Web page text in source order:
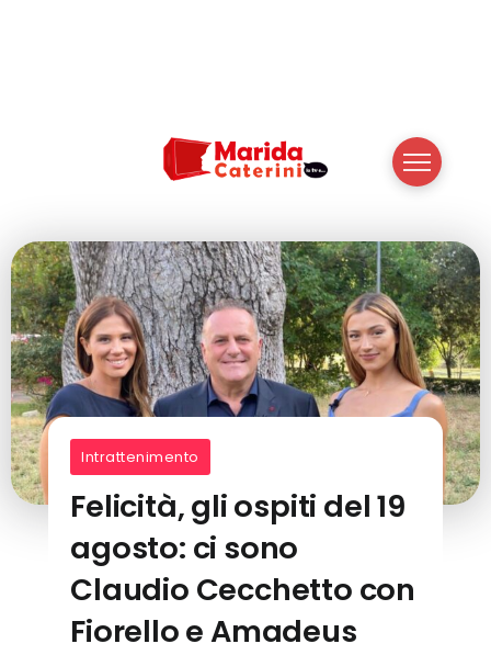
Intrattenimento
Felicità, gli ospiti del 19
agosto: ci sono
Claudio Cecchetto con
Fiorello e Amadeus